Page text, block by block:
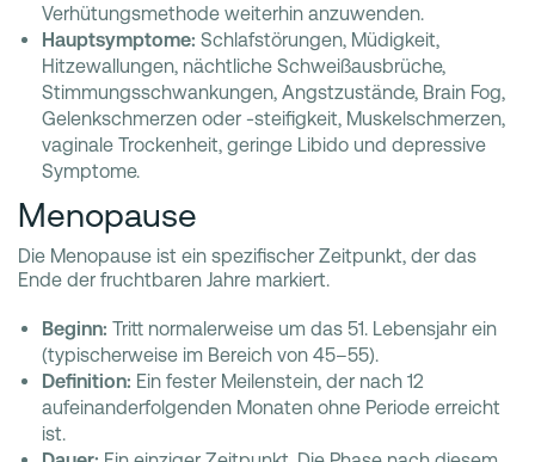
Verhütungsmethode weiterhin anzuwenden.
Hauptsymptome: Schlafstörungen, Müdigkeit,
Hitzewallungen, nächtliche Schweißausbrüche,
Stimmungsschwankungen, Angstzustände, Brain Fog,
Gelenkschmerzen oder -steifigkeit, Muskelschmerzen,
vaginale Trockenheit, geringe Libido und depressive
Symptome.
Menopause
Die Menopause ist ein spezifischer Zeitpunkt, der das
Ende der fruchtbaren Jahre markiert.
Beginn: Tritt normalerweise um das 51. Lebensjahr ein
(typischerweise im Bereich von 45–55).
Definition: Ein fester Meilenstein, der nach 12
aufeinanderfolgenden Monaten ohne Periode erreicht
ist.